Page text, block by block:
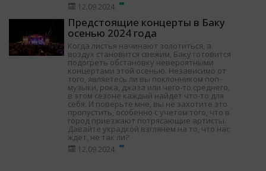
12.09.2024
Предстоящие концерты в Баку
осенью 2024 года
Когда листья начинают золотиться, а
воздух становится свежим, Баку готовится
подогреть обстановку невероятными
концертами этой осенью. Независимо от
того, являетесь ли вы поклонником поп-
музыки, рока, джаза или чего-то среднего,
в этом сезоне каждый найдет что-то для
себя. И поверьте мне, вы не захотите это
пропустить, особенно с учетом того, что в
город приезжают потрясающие артисты.
Давайте украдкой взглянем на то, что нас
ждет, не так ли?
12.09.2024